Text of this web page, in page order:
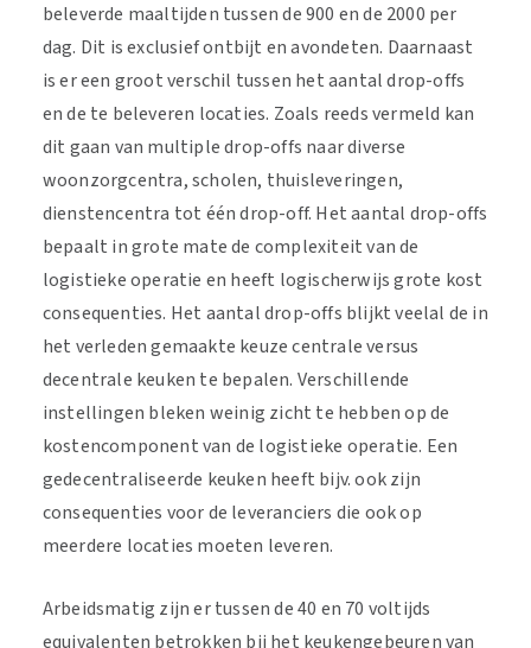
beleverde maaltijden tussen de 900 en de 2000 per
dag. Dit is exclusief ontbijt en avondeten. Daarnaast
is er een groot verschil tussen het aantal drop-offs
en de te beleveren locaties. Zoals reeds vermeld kan
dit gaan van multiple drop-offs naar diverse
woonzorgcentra, scholen, thuisleveringen,
dienstencentra tot één drop-off. Het aantal drop-offs
bepaalt in grote mate de complexiteit van de
logistieke operatie en heeft logischerwijs grote kost
consequenties. Het aantal drop-offs blijkt veelal de in
het verleden gemaakte keuze centrale versus
decentrale keuken te bepalen. Verschillende
instellingen bleken weinig zicht te hebben op de
kostencomponent van de logistieke operatie. Een
gedecentraliseerde keuken heeft bijv. ook zijn
consequenties voor de leveranciers die ook op
meerdere locaties moeten leveren.
Arbeidsmatig zijn er tussen de 40 en 70 voltijds
equivalenten betrokken bij het keukengebeuren van